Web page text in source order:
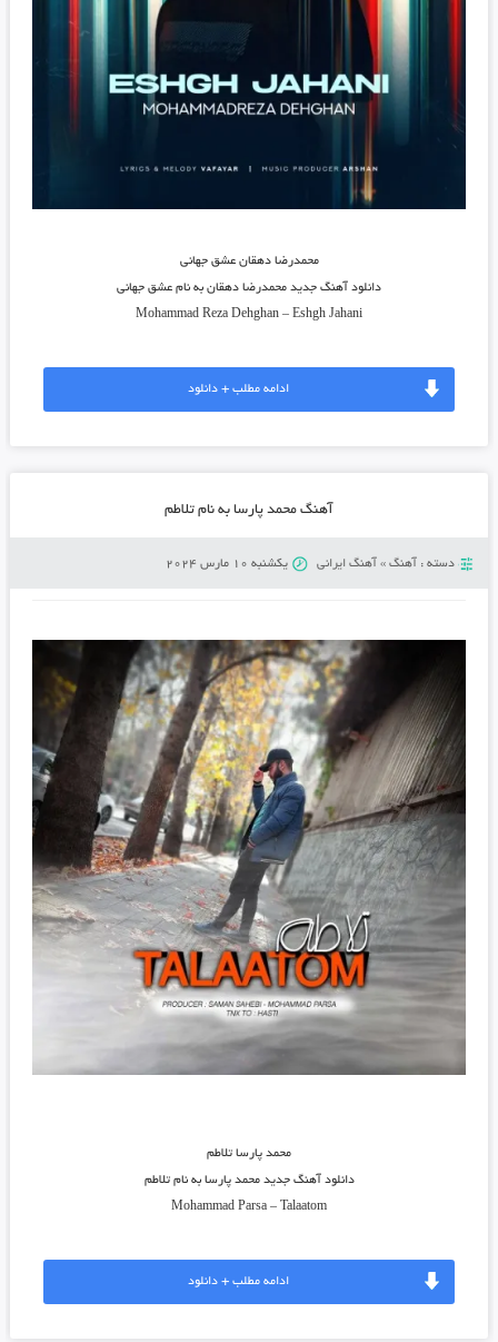
محمدرضا دهقان عشق جهانی
دانلود آهنگ جدید محمدرضا دهقانبه نام عشق جهانی
Mohammad Reza Dehghan –Eshgh Jahani
ادامه مطلب + دانلود
آهنگ محمد پارسا به نام تلاطم
دسته : آهنگ» آهنگ ایرانی یکشنبه 10 مارس 2024
محمد پارسا تلاطم
دانلود آهنگ جدیدمحمد پارسا به نامتلاطم
Mohammad Parsa – Talaatom
ادامه مطلب + دانلود